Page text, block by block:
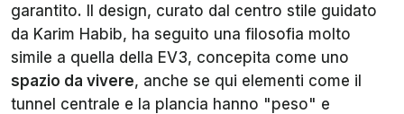
garantito. Il design, curato dal centro stile guidato
da Karim Habib, ha seguito una filosofia molto
simile a quella della EV3, concepita come uno
spazio da vivere, anche se qui elementi come il
tunnel centrale e la plancia hanno "peso" e